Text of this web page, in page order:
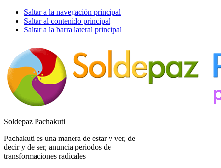
Saltar a la navegación principal
Saltar al contenido principal
Saltar a la barra lateral principal
Soldepaz Pachakuti
Pachakuti es una manera de estar y ver, de
decir y de ser, anuncia periodos de
transformaciones radicales